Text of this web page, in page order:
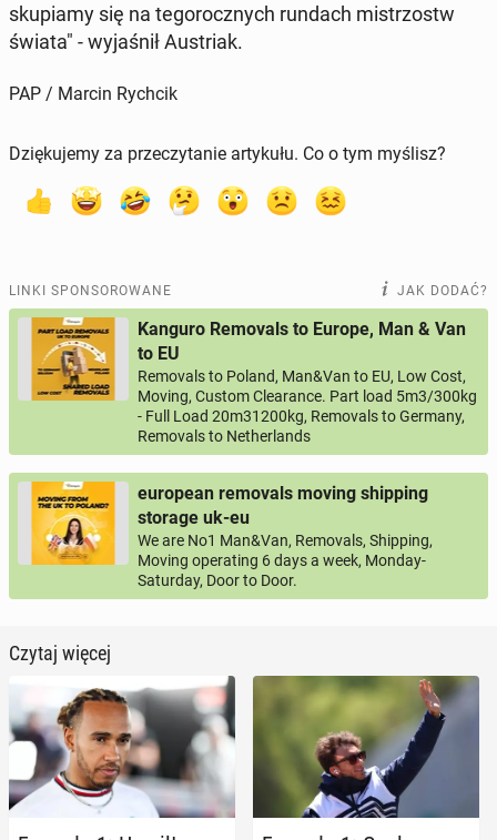
sku­pia­my się na te­go­rocz­nych rundach mi­strzostw
świata" - wy­ja­śnił Au­striak.
PAP / Marcin Rychcik
Dziękujemy za przeczytanie artykułu. Co o tym myślisz?
LINKI SPONSOROWANE JAK DODAĆ?
Kanguro Removals to Europe, Man & Van
to EU
Removals to Poland, Man&Van to EU, Low Cost,
Moving, Custom Clearance. Part load 5m3/300kg
- Full Load 20m31200kg, Removals to Germany,
Removals to Netherlands
european removals moving shipping
storage uk-eu
We are No1 Man&Van, Removals, Shipping,
Moving operating 6 days a week, Monday-
Saturday, Door to Door.
Czytaj więcej